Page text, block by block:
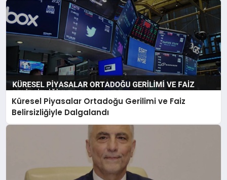
Küresel Piyasalar Ortadoğu Gerilimi ve Faiz
Belirsizliğiyle Dalgalandı